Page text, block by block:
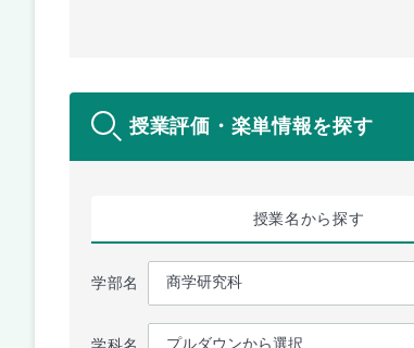
授業評価・楽単情報を探す
授業名から探す
学部名